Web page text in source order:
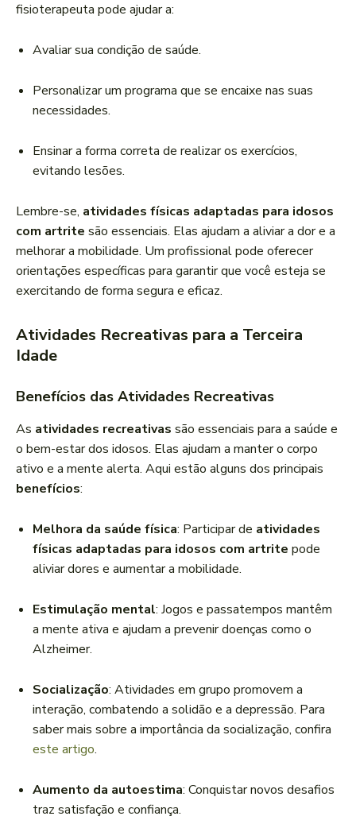
fisioterapeuta pode ajudar a:
Avaliar sua condição de saúde.
Personalizar um programa que se encaixe nas suas
necessidades.
Ensinar a forma correta de realizar os exercícios,
evitando lesões.
Lembre-se, atividades físicas adaptadas para idosos
com artrite são essenciais. Elas ajudam a aliviar a dor e a
melhorar a mobilidade. Um profissional pode oferecer
orientações específicas para garantir que você esteja se
exercitando de forma segura e eficaz.
Atividades Recreativas para a Terceira
Idade
Benefícios das Atividades Recreativas
As atividades recreativas são essenciais para a saúde e
o bem-estar dos idosos. Elas ajudam a manter o corpo
ativo e a mente alerta. Aqui estão alguns dos principais
benefícios:
Melhora da saúde física: Participar de atividades
físicas adaptadas para idosos com artrite pode
aliviar dores e aumentar a mobilidade.
Estimulação mental: Jogos e passatempos mantêm
a mente ativa e ajudam a prevenir doenças como o
Alzheimer.
Socialização: Atividades em grupo promovem a
interação, combatendo a solidão e a depressão. Para
saber mais sobre a importância da socialização, confira
este artigo.
Aumento da autoestima: Conquistar novos desafios
traz satisfação e confiança.